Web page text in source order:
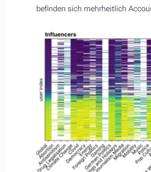
befinden sich mehrheitlich